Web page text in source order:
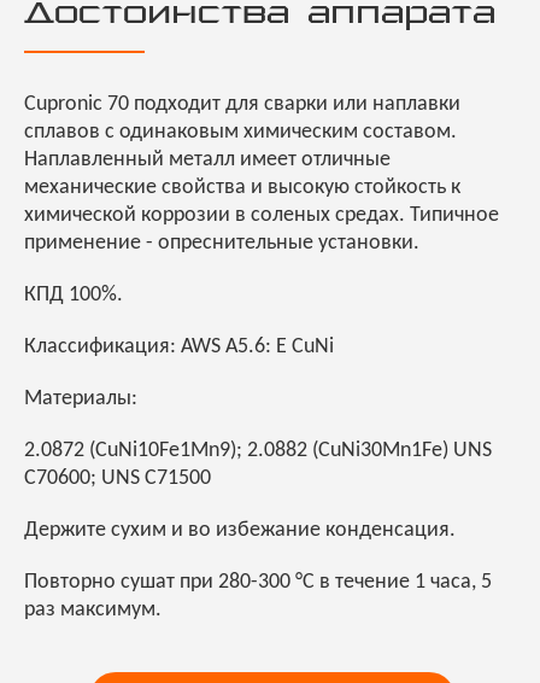
Достоинства аппарата
Cupronic 70 подходит для сварки или наплавки
сплавов с одинаковым химическим составом.
Наплавленный металл имеет отличные
механические свойства и высокую стойкость к
химической коррозии в соленых средах. Типичное
применение - опреснительные установки.
КПД 100%.
Классификация: AWS A5.6: E CuNi
Материалы:
2.0872 (CuNi10Fe1Mn9); 2.0882 (CuNi30Mn1Fe) UNS
C70600; UNS C71500
Держите сухим и во избежание конденсация.
Повторно сушат при 280-300 °C в течение 1 часа, 5
раз максимум.